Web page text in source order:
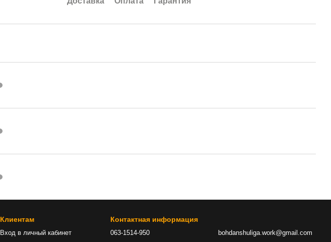
Клиентам
Вход в личный кабинет
Контактная информация
063-1514-950 bohdanshuliga.work@gmail.com